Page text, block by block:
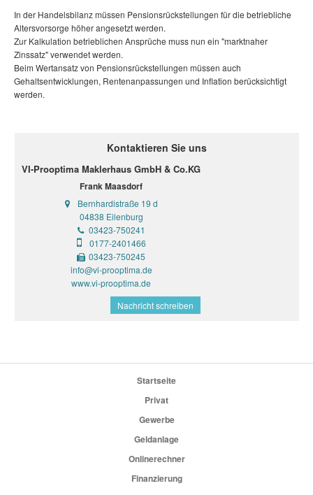
In der Handelsbilanz müssen Pensionsrückstellungen für die betriebliche
Altersvorsorge höher angesetzt werden.
Zur Kalkulation betrieblichen Ansprüche muss nun ein "marktnaher
Zinssatz" verwendet werden.
Beim Wertansatz von Pensionsrückstellungen müssen auch
Gehaltsentwicklungen, Rentenanpassungen und Inflation berücksichtigt
werden.
Kontaktieren Sie uns
VI-Prooptima Maklerhaus GmbH & Co.KG
Frank Maasdorf
Bernhardistraße 19 d
04838 Eilenburg
03423-750241
0177-2401466
03423-750245
info@vi-prooptima.de
www.vi-prooptima.de
Nachricht schreiben
Startseite
Privat
Gewerbe
Geldanlage
Onlinerechner
Finanzierung